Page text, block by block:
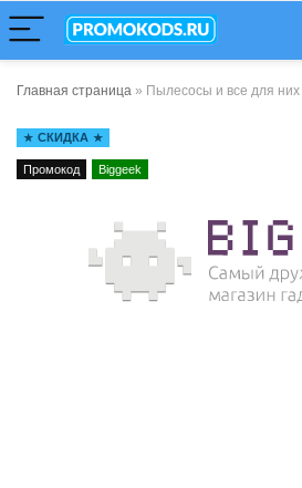
Главная страница » Пылесосы и все для них
СКИДКА
Промокод Biggeek